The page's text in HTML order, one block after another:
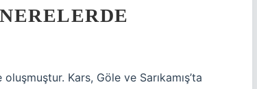
Kars, Göle ve Sarıkamış’ta